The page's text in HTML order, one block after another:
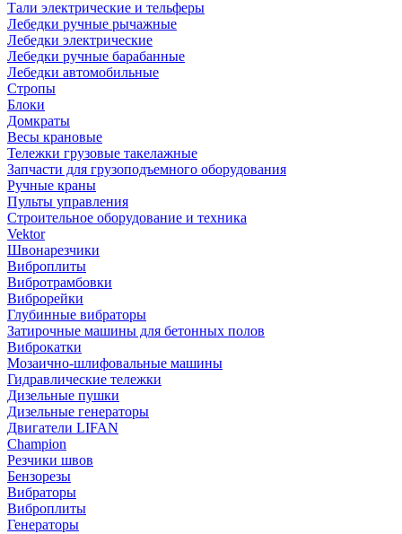
Тали электрические и тельферы
Лебедки ручные рычажные
Лебедки электрические
Лебедки ручные барабанные
Лебедки автомобильные
Стропы
Блоки
Домкраты
Весы крановые
Тележки грузовые такелажные
Запчасти для грузоподъемного оборудования
Ручные краны
Пульты управления
Строительное оборудование и техника
Vektor
Швонарезчики
Виброплиты
Вибротрамбовки
Виброрейки
Глубинные вибраторы
Затирочные машины для бетонных полов
Виброкатки
Мозаично-шлифовальные машины
Гидравлические тележки
Дизельные пушки
Дизельные генераторы
Двигатели LIFAN
Champion
Резчики швов
Бензорезы
Вибраторы
Виброплиты
Генераторы